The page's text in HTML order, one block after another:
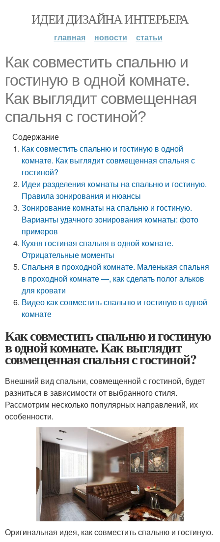
ИДЕИ ДИЗАЙНА ИНТЕРЬЕРА
главная новости статьи
Как совместить спальню и
гостиную в одной комнате.
Как выглядит совмещенная
спальня с гостиной?
Содержание
Как совместить спальню и гостиную в одной
комнате. Как выглядит совмещенная спальня с
гостиной?
Идеи разделения комнаты на спальню и гостиную.
Правила зонирования и нюансы
Зонирование комнаты на спальню и гостиную.
Варианты удачного зонирования комнаты: фото
примеров
Кухня гостиная спальня в одной комнате.
Отрицательные моменты
Спальня в проходной комнате. Маленькая спальня
в проходной комнате —, как сделать полог альков
для кровати
Видео как совместить спальню и гостиную в одной
комнате
Как совместить спальню и гостиную
в одной комнате. Как выглядит
совмещенная спальня с гостиной?
Внешний вид спальни, совмещенной с гостиной, будет
разниться в зависимости от выбранного стиля.
Рассмотрим несколько популярных направлений, их
особенности.
Оригинальная идея, как совместить спальню и гостиную.